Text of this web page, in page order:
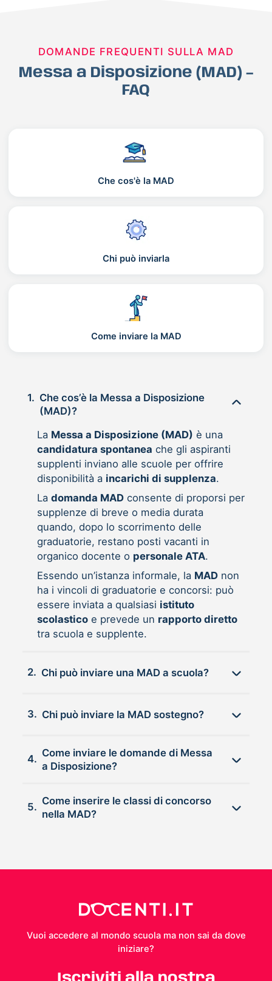
DOMANDE FREQUENTI SULLA MAD
Messa a Disposizione (MAD) –
FAQ
Che cos'è la MAD
Chi può inviarla
Come inviare la MAD
1. Che cos’è la Messa a Disposizione
(MAD)?
La Messa a Disposizione (MAD) è una
candidatura spontanea che gli aspiranti
supplenti inviano alle scuole per offrire
disponibilità a incarichi di supplenza.
La domanda MADconsente di proporsi per
supplenze di breve o media durata
quando, dopo lo scorrimento delle
graduatorie, restano posti vacanti in
organico docente o personale ATA.
Essendo un’istanza informale, la MADnon
ha i vincoli di graduatorie e concorsi: può
essere inviata a qualsiasi istituto
scolasticoe prevede un rapporto diretto
tra scuola e supplente.
2. Chi può inviare una MAD a scuola?
3. Chi può inviare la MAD sostegno?
4.
Come inviare le domande di Messa
a Disposizione?
5.
Come inserire le classi di concorso
nella MAD?
Vuoi accedere al mondo scuola ma non sai da dove
iniziare?